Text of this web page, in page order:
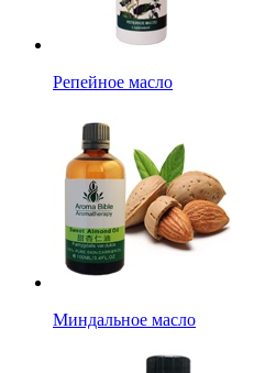
Репейное масло
Миндальное масло